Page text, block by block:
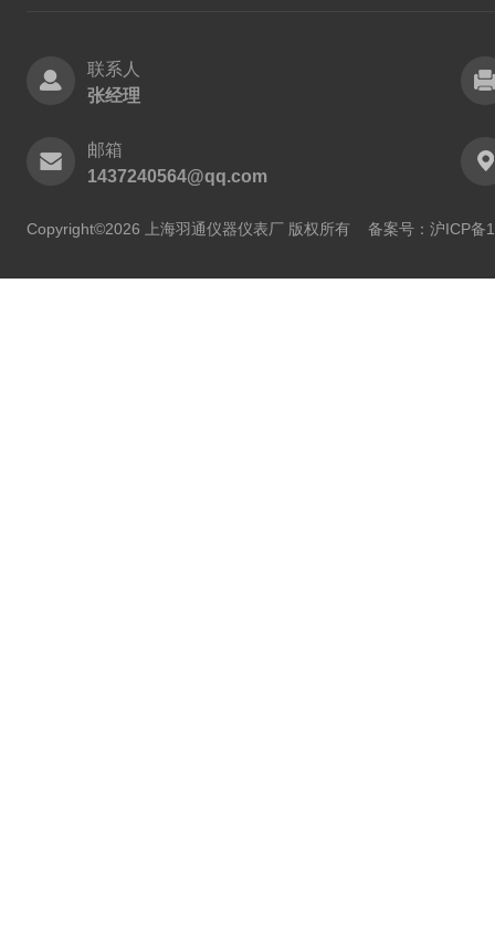
联系人
张经理
邮箱
1437240564@qq.com
Copyright©2026 上海羽通仪器仪表厂 版权所有 备案号：沪ICP备